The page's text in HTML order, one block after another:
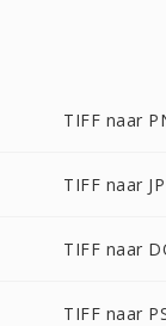
TIFF naar
TIFF naar
TIFF naar
TIFF naar